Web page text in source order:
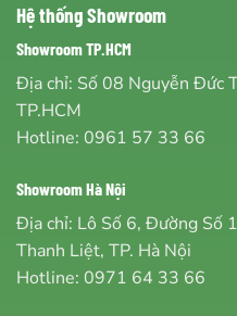
Hệ thống Showroom
Showroom TP.HCM
Địa chỉ: Số 08 Nguyễn Đức
TP.HCM
Hotline: 0961 57 33 66
Showroom Hà Nội
Địa chỉ: Lô Số 6, Đường Số
Thanh Liệt, TP. Hà Nội
Hotline: 0971 64 33 66